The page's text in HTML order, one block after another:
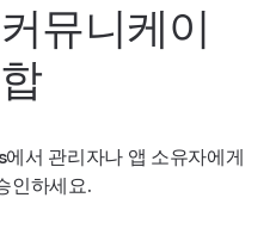
뮤니케이
서 관리자나 앱 소유자에게
인하세요.